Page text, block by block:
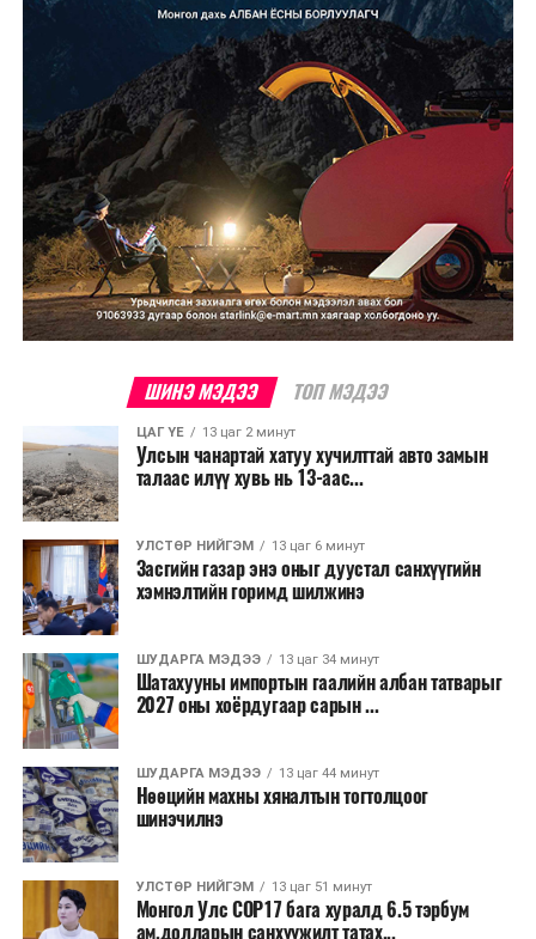
зэрэгцээ ажлын байр нэмэгдэх, жижиг, дунд
бизнесийн үйл ажиллагаа өргөжих, үл хөдлөх
хөрөнгийн үнэ цэнэ өсөх зэрэг эдийн засгийн эерэг
үр нөлөө үзүүлнэ гэж тооцсон байна.
Трамвай нь цахилгаан эрчим хүчээр ажилладаг тул
ашиглалтын явцад агаар бохирдуулагч бодис шууд
ялгаруулахгүй. Иргэд хувийн автомашинаас их
багтаамжийн нийтийн тээвэрт шилжсэнээр замын
хөдөлгөөний ачаалал, нүүрстөрөгчийн давхар исэл
болон бусад хүлэмжийн хийн ялгарлыг бууруулах ач
холбогдолтой.
Түгжрэлээс үүдэлтэй эдийн засгийн алдагдлыг
түгжрэлд саатахдаа 3.45 литр шатахууныг үр ашиггүй
зарцуулдаг байна. Ингэснээр нэг жолооч өдөрт
8,238.6 төгрөг, жилд 1.7 сая гаруй төгрөгийн
“Улаанбаатар трам” төсөл хэрэгжиж, авто замын
ачаалал буурснаар трассын дагуух автомашинуудын
шатахууны хэмнэлт жилд 446 тэрбум төгрөгт хүрэх
боломжтой гэсэн тооцоог техник, эдийн засгийн
үндэслэлд тусгажээ.
Төсөл хэрэгжсэнээр иргэдийн зорчих хугацаа
богиносож, түгжрэлээс үүдэлтэй эдийн засгийн
алдагдал буурахын зэрэгцээ аюулгүй, найдвартай,
тав тухтай, хүртээмжтэй нийтийн тээврийн шинэ
тогтолцоо бүрдэх ач холбогдолтой юм.
ШИНЭ МЭДЭЭ ТОП МЭДЭЭ
ЦАГ ҮЕ 13 цаг 2 минут
Улсын чанартай хатуу хучилттай авто замын
талаас илүү хувь нь 13-аас...
УЛСТӨР НИЙГЭМ 13 цаг 6 минут
Засгийн газар энэ оныг дуустал санхүүгийн
хэмнэлтийн горимд шилжинэ
ШУДАРГА МЭДЭЭ 13 цаг 34 минут
Шатахууны импортын гаалийн албан татварыг
2027 оны хоёрдугаар сарын ...
ШУДАРГА МЭДЭЭ 13 цаг 44 минут
Нөөцийн махны хяналтын тогтолцоог
шинэчилнэ
УЛСТӨР НИЙГЭМ 13 цаг 51 минут
Монгол Улс COP17 бага хуралд 6.5 тэрбум
ам.долларын санхүүжилт татах...